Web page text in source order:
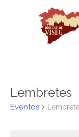
Lembretes
Eventos